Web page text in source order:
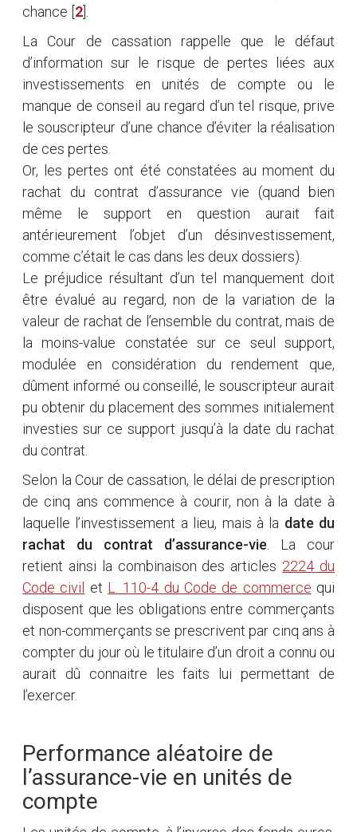
chance 2
La Cour de cassation rappelle que le défaut
d’information sur le risque de pertes liées aux
investissements en unités de compte ou le
manque de conseil au regard d’un tel risque, prive
le souscripteur d’une chance d’éviter la réalisation
de ces pertes.
Or, les pertes ont été constatées au moment du
rachat du contrat d’assurance vie (quand bien
même le support en question aurait fait
antérieurement l’objet d’un désinvestissement,
comme c’était le cas dans les deux dossiers).
Le préjudice résultant d’un tel manquement doit
être évalué au regard, non de la variation de la
valeur de rachat de l’ensemble du contrat, mais de
la moins-value constatée sur ce seul support,
modulée en considération du rendement que,
dûment informé ou conseillé, le souscripteur aurait
pu obtenir du placement des sommes initialement
investies sur ce support jusqu’à la date du rachat
du contrat.
Selon la Cour de cassation, le délai de prescription
de cinq ans commence à courir, non à la date à
laquelle l’investissement a lieu, mais à la date du
rachat du contrat d’assurance-vie . La cour
retient ainsi la combinaison des articles 2224 du
Code civil
et L. 110-4 du Code de commerce qui
disposent que les obligations entre commerçants
et non-commerçants se prescrivent par cinq ans à
compter du jour où le titulaire d’un droit a connu ou
aurait dû connaitre les faits lui permettant de
l’exercer.
Performance aléatoire de
l’assurance-vie en unités de
compte